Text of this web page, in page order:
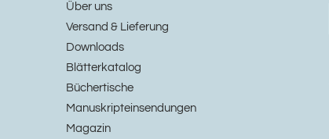
Über uns
Versand & Lieferung
Downloads
Blätterkatalog
Büchertische
Manuskripteinsendungen
Magazin